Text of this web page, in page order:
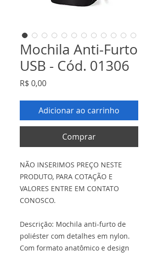
Mochila Anti-Furto
USB - Cód. 01306
R$ 0,00Preço
Adicionar ao carrinho
Comprar
NÃO INSERIMOS PREÇO NESTE
PRODUTO, PARA COTAÇÃO E
VALORES ENTRE EM CONTATO
CONOSCO.
Descrição: Mochila anti-furto de
poliéster com detalhes em nylon.
Com formato anatômico e design